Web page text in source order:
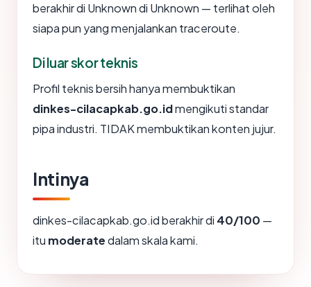
berakhir di Unknown di Unknown — terlihat oleh
siapa pun yang menjalankan traceroute.
Di luar skor teknis
Profil teknis bersih hanya membuktikan
dinkes-cilacapkab.go.idmengikuti standar
pipa industri. TIDAK membuktikan konten jujur.
Intinya
dinkes-cilacapkab.go.id berakhir di 40/100 —
itu moderatedalam skala kami.